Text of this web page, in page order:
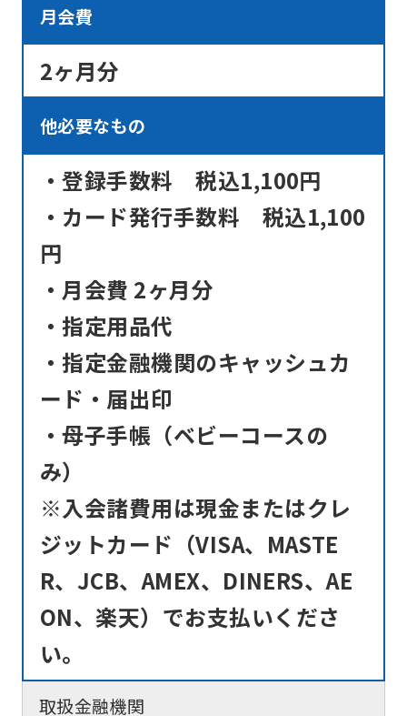
月会費
2ヶ月分
他必要なもの
・登録手数料 税込1,100円
・カード発行手数料 税込1,100
円
・月会費 2ヶ月分
・指定用品代
・指定金融機関のキャッシュカ
ード・届出印
・母子手帳（ベビーコースの
み）
※入会諸費用は現金またはクレ
ジットカード（VISA、MASTE
R、JCB、AMEX、DINERS、AE
ON、楽天）でお支払いくださ
い。
取扱金融機関